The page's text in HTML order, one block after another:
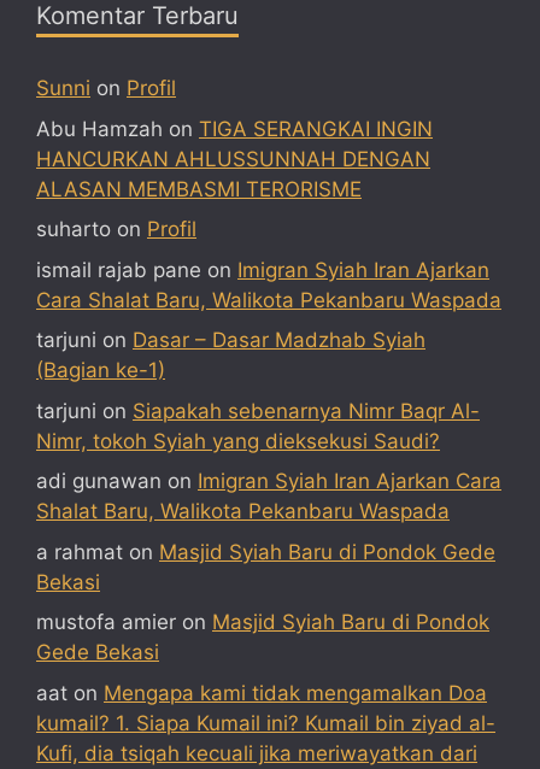
Komentar Terbaru
Sunni on Profil
Abu Hamzah on TIGA SERANGKAI INGIN
HANCURKAN AHLUSSUNNAH DENGAN
ALASAN MEMBASMI TERORISME
suharto on Profil
ismail rajab pane on Imigran Syiah Iran Ajarkan
Cara Shalat Baru, Walikota Pekanbaru Waspada
tarjuni on Dasar – Dasar Madzhab Syiah
(Bagian ke-1)
tarjuni on Siapakah sebenarnya Nimr Baqr Al-
Nimr, tokoh Syiah yang dieksekusi Saudi?
adi gunawan on Imigran Syiah Iran Ajarkan Cara
Shalat Baru, Walikota Pekanbaru Waspada
a rahmat on Masjid Syiah Baru di Pondok Gede
Bekasi
mustofa amier on Masjid Syiah Baru di Pondok
Gede Bekasi
aat on Mengapa kami tidak mengamalkan Doa
kumail? 1. Siapa Kumail ini? Kumail bin ziyad al-
Kufi, dia tsiqah kecuali jika meriwayatkan dari